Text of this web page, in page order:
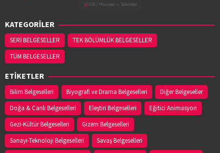
iOS / Huawei — Yakında
KATEGORİLER
SERİ BELGESELLER
TEK BÖLÜMLÜK BELGESELLER
TÜM BELGESELLER
ETİKETLER
Bilim Belgeselleri Biyografi ve Drama Belgeselleri
Diğer Belgeseller
Doğa & Canlı Belgeselleri
Eleştiri Belgeselleri
Eğitici Animasyon
Gezi-Kültür Belgeselleri
Gizem Belgeselleri
Sanayi-Teknoloji Belgeselleri
Savaş Belgeselleri